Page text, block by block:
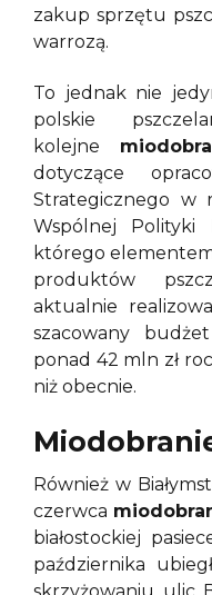
zakup sprzętu
warrozą.
To jednak nie
polskie
kolejne
dotyczące
Strategicznego w
Wspólnej Polityki
którego
produktów
aktualnie
szacowany
ponad 42 mln zł
niż obecnie.
Również w
czerwca
białostockiej
października